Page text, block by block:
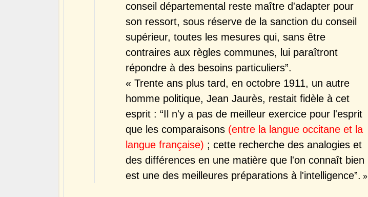
conseil départemental reste maître d'adapter pour
son ressort, sous réserve de la sanction du conseil
supérieur, toutes les mesures qui, sans être
contraires aux règles communes, lui paraîtront
répondre à des besoins particuliers”.
« Trente ans plus tard, en octobre 1911, un autre
homme politique, Jean Jaurès, restait fidèle à cet
esprit : “Il n'y a pas de meilleur exercice pour l'esprit
que les comparaisons (entre la langue occitane et la
langue française) ; cette recherche des analogies et
des différences en une matière que l'on connaît bien
est une des meilleures préparations à l'intelligence”. »